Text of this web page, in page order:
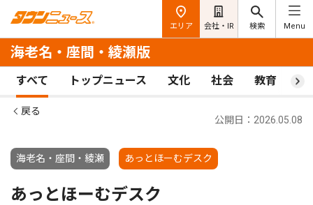
エリア 会社・IR 検索 Menu
海老名・座間・綾瀬版
すべて トップニュース 文化 社会 教育 ス
戻る
海老名・座間・綾瀬 あっとほーむデスク
公開日：2026.05.08
あっとほーむデスク